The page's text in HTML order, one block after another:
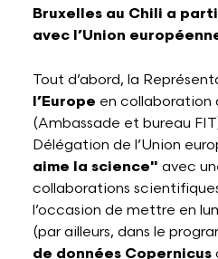
Bruxelles au Chili a
avec l’Union
Tout d’abord, la
l’Europe en collaboration
(Ambassade et bureau
Délégation de l’Union
aime la science" avec
collaborations
l’occasion de mettre en
(par ailleurs, dans le
de données Copernicus